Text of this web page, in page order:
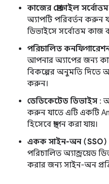
কাজের প্রোফাইল
অ্যাপটি পরিবর্তন করুন
ডিভাইসে সর্বোত্তম কাজ
পরিচালিত
আপনার অ্যাপের জন্য
বিকল্পের অনুমতি দিতে
করুন।
ডেডিকেটেড ডিভাইস :
করুন যাতে এটি একটি
হিসেবে স্থাপন করা যায়।
একক সাইন-অন (SSO)
পরিচালিত অ্যান্ড্রয়েড
করার জন্য সাইন-অন